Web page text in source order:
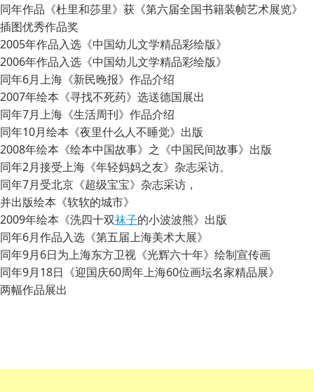
同年作品《杜里和莎里》获《第六届全国书籍装帧艺术展览》
插图优秀作品奖
2005年作品入选《中国幼儿文学精品彩绘版》
2006年作品入选《中国幼儿文学精品彩绘版》
同年6月上海《新民晚报》作品介绍
2007年绘本《寻找不死药》选送德国展出
同年7月上海《生活周刊》作品介绍
同年10月绘本《夜里什么人不睡觉》出版
2008年绘本《绘本中国故事》之《中国民间故事》出版
同年2月接受上海《年轻妈妈之友》杂志采访。
同年7月受北京《超级宝宝》杂志采访，
并出版绘本《软软的城市》
2009年绘本《洗四十双袜子的小波波熊》出版
同年6月作品入选《第五届上海美术大展》
同年9月6日为上海东方卫视《光辉六十年》绘制宣传画
同年9月18日《迎国庆60周年上海60位画坛名家精品展》
两幅作品展出